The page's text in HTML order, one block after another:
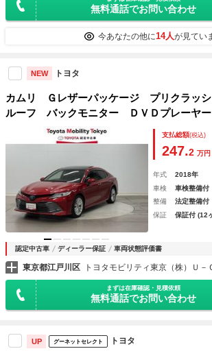
無料通話でお問い合わせ
今あなたの他に14人が見てい
NEW トヨタ
カムリ Ｇレザーパッケージ プリクラッ
ルーフ バックモニター ＤＶＤプレーヤ
ビＴＶ 横滑防止装置 盗難防止システム
リ－ナビ ＬＥＤランプ スマートキー
支払総額(税込)
247.2 万円
年式 2018年
車検
車検整備付
整備
法定整備付
保証
保証付 (12
認定中古車 ディーラー保証 車両状態評価書
東京都江戸川区 トヨタモビリティ東京（株）Ｕ－
まずは在庫確認・見積依頼
無料通話でお問い合わせ
UP グーネットセレクト トヨタ